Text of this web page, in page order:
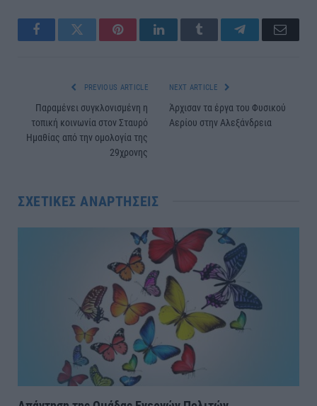
FacebookTwitter PinterestLinkedInTumblr TelegramEmail
PREVIOUS ARTICLE
Παραμένει συγκλονισμένη η
τοπική κοινωνία στον Σταυρό
Ημαθίας από την ομολογία της
29χρονης
NEXT ARTICLE
Άρχισαν τα έργα του Φυσικού
Αερίου στην Αλεξάνδρεια
ΣΧΕΤΙΚΈΣ ΑΝΑΡΤΉΣΕΙΣ